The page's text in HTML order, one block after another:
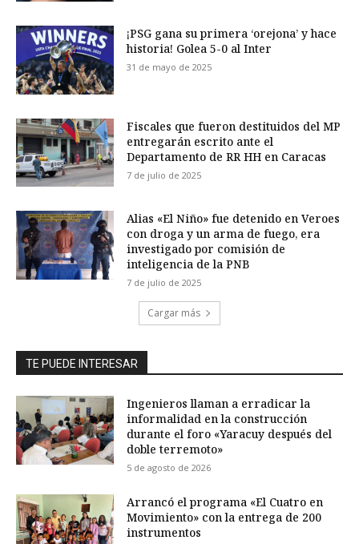
¡PSG gana su primera ‘orejona’ y hace
historia! Golea 5-0 al Inter
31 de mayo de 2025
Fiscales que fueron destituidos del MP
entregarán escrito ante el
Departamento de RR HH en Caracas
7 de julio de 2025
Alias «El Niño» fue detenido en Veroes
con droga y un arma de fuego, era
investigado por comisión de
inteligencia de la PNB
7 de julio de 2025
Cargar más
TE PUEDE INTERESAR
Ingenieros llaman a erradicar la
informalidad en la construcción
durante el foro «Yaracuy después del
doble terremoto»
5 de agosto de 2026
Arrancó el programa «El Cuatro en
Movimiento» con la entrega de 200
instrumentos